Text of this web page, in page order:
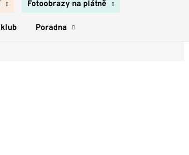
Fotoobrazy na plátně
Poradna